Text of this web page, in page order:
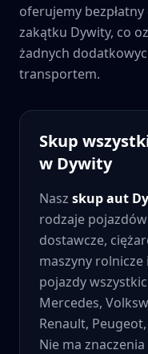
oferujemy
zakątku Dywity, co
żadnych
transportem.
Skup
w Dywity
Nasz skup aut
rodzaje
dostawcze,
maszyny
pojazdy
Mercedes,
Renault,
Nie ma